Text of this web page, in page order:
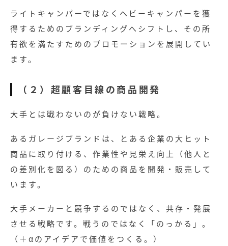
ライトキャンパーではなくヘビーキャンパーを獲
得するためのブランディングへシフトし、その所
有欲を満たすためのプロモーションを展開してい
ます。
（２）超顧客目線の商品開発
大手とは戦わないのが負けない戦略。
あるガレージブランドは、とある企業の大ヒット
商品に取り付ける、作業性や見栄え向上（他人と
の差別化を図る）のための商品を開発・販売して
います。
大手メーカーと競争するのではなく、共存・発展
させる戦略です。戦うのではなく「のっかる」。
（＋αのアイデアで価値をつくる。）